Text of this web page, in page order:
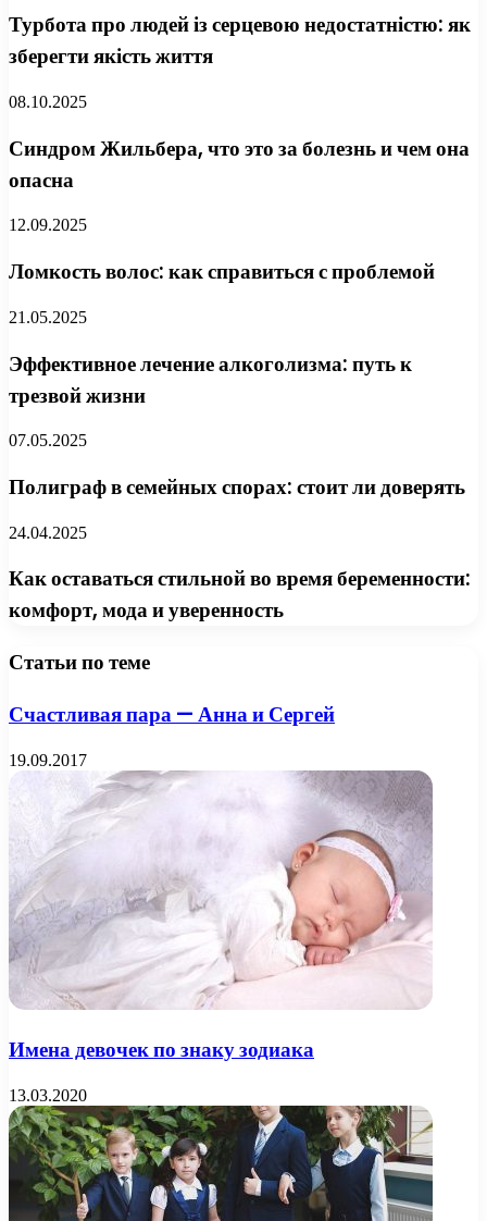
Турбота про людей із серцевою недостатністю: як
зберегти якість життя
08.10.2025
Синдром Жильбера, что это за болезнь и чем она
опасна
12.09.2025
Ломкость волос: как справиться с проблемой
21.05.2025
Эффективное лечение алкоголизма: путь к
трезвой жизни
07.05.2025
Полиграф в семейных спорах: стоит ли доверять
24.04.2025
Как оставаться стильной во время беременности:
комфорт, мода и уверенность
Статьи по теме
Счастливая пара — Анна и Сергей
19.09.2017
Имена девочек по знаку зодиака
13.03.2020